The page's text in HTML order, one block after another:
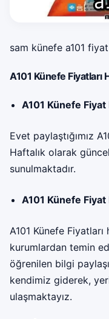
sam künefe a101 fiyat
A101 Künefe Fiyatları
A101 Künefe
Evet paylaştığımız
Haftalık olarak
sunulmaktadır.
A101 Künefe
A101 Künefe
kurumlardan temin
öğrenilen bilgi
kendimiz giderek,
ulaşmaktayız.